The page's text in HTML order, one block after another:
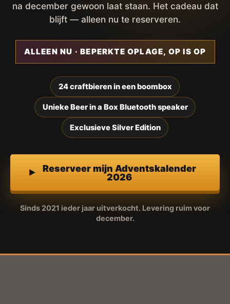
na december gewoon laat staan. Het cadeau dat
blijft — alleen nu te reserveren.
ALLEEN NU · BEPERKTE OPLAGE, OP IS OP
24 craftbieren in een boombox
Unieke Beer in a Box Bluetooth speaker
Exclusieve Silver Edition
Reserveer mijn Adventskalender
2026
Sinds 2021 ieder jaar uitverkocht. Levering ruim voor
december.